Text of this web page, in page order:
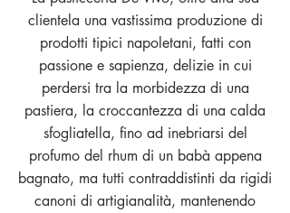
clientela una vastissima produzione di
prodotti tipici napoletani, fatti con
passione e sapienza, delizie in cui
perdersi tra la morbidezza di una
pastiera, la croccantezza di una calda
sfogliatella, fino ad inebriarsi del
profumo del rhum di un babà appena
bagnato, ma tutti contraddistinti da rigidi
canoni di artigianalità, mantenendo